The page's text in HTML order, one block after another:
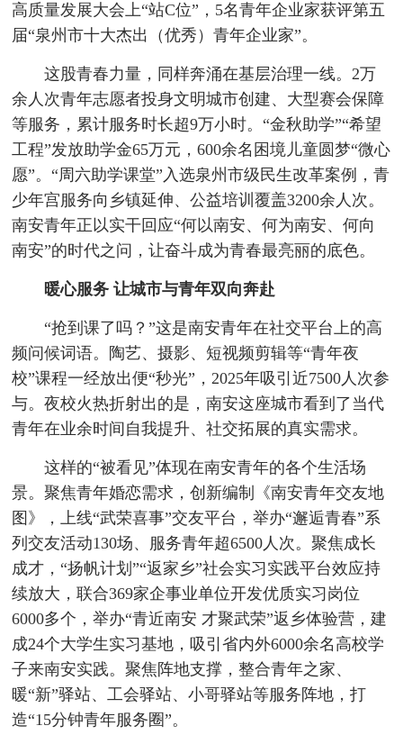
高质量发展大会上“站C位”，5名青年企业家获评第五
届“泉州市十大杰出（优秀）青年企业家”。
这股青春力量，同样奔涌在基层治理一线。2万
余人次青年志愿者投身文明城市创建、大型赛会保障
等服务，累计服务时长超9万小时。“金秋助学”“希望
工程”发放助学金65万元，600余名困境儿童圆梦“微心
愿”。“周六助学课堂”入选泉州市级民生改革案例，青
少年宫服务向乡镇延伸、公益培训覆盖3200余人次。
南安青年正以实干回应“何以南安、何为南安、何向
南安”的时代之问，让奋斗成为青春最亮丽的底色。
暖心服务 让城市与青年双向奔赴
“抢到课了吗？”这是南安青年在社交平台上的高
频问候词语。陶艺、摄影、短视频剪辑等“青年夜
校”课程一经放出便“秒光”，2025年吸引近7500人次参
与。夜校火热折射出的是，南安这座城市看到了当代
青年在业余时间自我提升、社交拓展的真实需求。
这样的“被看见”体现在南安青年的各个生活场
景。聚焦青年婚恋需求，创新编制《南安青年交友地
图》，上线“武荣喜事”交友平台，举办“邂逅青春”系
列交友活动130场、服务青年超6500人次。聚焦成长
成才，“扬帆计划”“返家乡”社会实习实践平台效应持
续放大，联合369家企事业单位开发优质实习岗位
6000多个，举办“青近南安 才聚武荣”返乡体验营，建
成24个大学生实习基地，吸引省内外6000余名高校学
子来南安实践。聚焦阵地支撑，整合青年之家、
暖“新”驿站、工会驿站、小哥驿站等服务阵地，打
造“15分钟青年服务圈”。